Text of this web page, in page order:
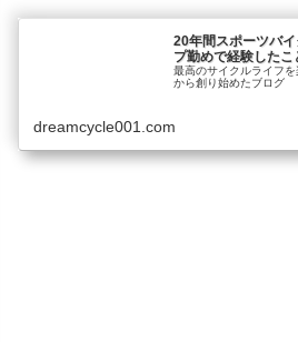
20年間スポーツバ
プ勤めで経験したこ
最高のサイクルライフ
から創り始めたブログ
dreamcycle001.com